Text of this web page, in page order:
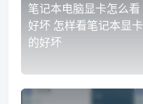
笔记本电脑显卡怎么看
好坏 怎样看笔记本显卡
的好坏